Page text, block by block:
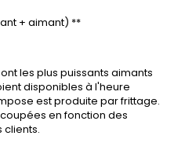
+ aimant) **
les plus puissants aimants
disponibles à l'heure
est produite par frittage.
en fonction des
clients.